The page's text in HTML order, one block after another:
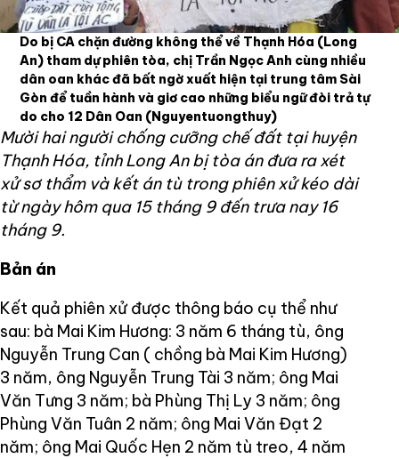
Do bị CA chặn đường không thể về Thạnh Hóa (Long
An) tham dự phiên tòa, chị Trần Ngọc Anh cùng nhiều
dân oan khác đã bất ngờ xuất hiện tại trung tâm Sài
Gòn để tuần hành và giơ cao những biểu ngữ đòi trả tự
do cho 12 Dân Oan (Nguyentuongthuy)
Mười hai người chống cưỡng chế đất tại huyện
Thạnh Hóa, tỉnh Long An bị tòa án đưa ra xét
xử sơ thẩm và kết án tù trong phiên xử kéo dài
từ ngày hôm qua 15 tháng 9 đến trưa nay 16
tháng 9.
Bản án
Kết quả phiên xử được thông báo cụ thể như
sau: bà Mai Kim Hương: 3 năm 6 tháng tù, ông
Nguyễn Trung Can ( chồng bà Mai Kim Hương)
3 năm, ông Nguyễn Trung Tài 3 năm; ông Mai
Văn Tưng 3 năm; bà Phùng Thị Ly 3 năm; ông
Phùng Văn Tuân 2 năm; ông Mai Văn Đạt 2
năm; ông Mai Quốc Hẹn 2 năm tù treo, 4 năm